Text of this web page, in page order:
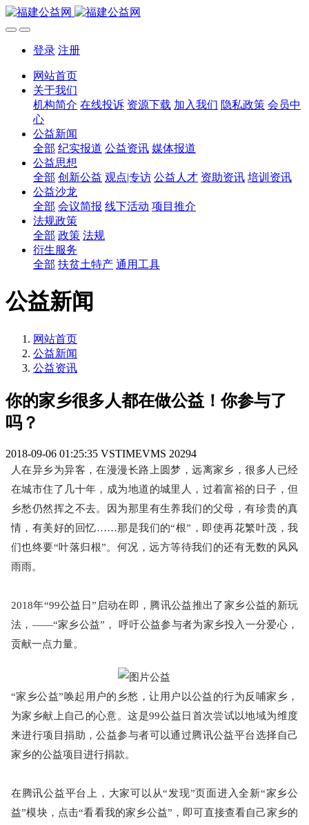
登录 注册
网站首页
关于我们
机构简介 在线投诉 资源下载 加入我们 隐私政策 会员中
心
公益新闻
全部 纪实报道 公益资讯 媒体报道
公益思想
全部 创新公益 观点|专访 公益人才 资助资讯 培训资讯
公益沙龙
全部 会议简报 线下活动 项目推介
法规政策
全部 政策 法规
衍生服务
全部 扶贫土特产 通用工具
公益新闻
网站首页
公益新闻
公益资讯
你的家乡很多人都在做公益！你参与了
吗？
2018-09-06 01:25:35 VSTIMEVMS 20294
人在异乡为异客，在漫漫长路上圆梦，远离家乡，很多人已经
在城市住了几十年，成为地道的城里人，过着富裕的日子，但
乡愁仍然挥之不去。因为那里有生养我们的父母，有珍贵的真
情，有美好的回忆……那是我们的“根” ，即使再花繁叶茂，我
们也终要“叶落归根”。何况 ，远方等待我们的还有无数的风风
雨雨。
2018年“99公益日”启动在即 ，腾讯公益推出了家乡公益的新玩
法， ——“家乡公益” ，
呼吁公益参与者为家乡投入一分爱心，
贡献一点力量。
“家乡公益”唤起用户的乡愁 ，让用户以公益的行为反哺家乡，
为家乡献上自己的心意。这是99公益日首次尝试以地域为维度
来进行项目捐助 ，公益参与者可以通过腾讯公益平台选择自己
家乡的公益项目进行捐款。
在腾讯公益平台上，大家可以从“发现”页面进入全新“家乡公
益”模块，点击“看看我的家乡公益” ，即可直接查看自己家乡的